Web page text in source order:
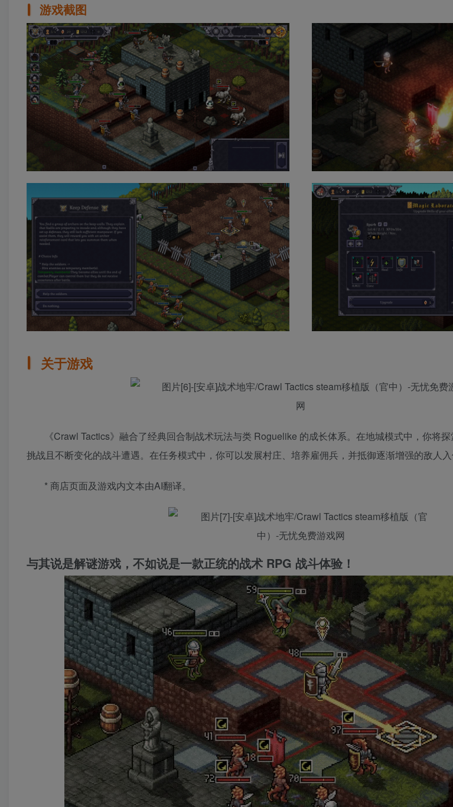
游戏截图
关于游戏
《Crawl Tactics》融合了经典回合制战术玩法与类 Roguelike 的成长体系。在地城模式中，你将
挑战且不断变化的战斗遭遇。在任务模式中，你可以发展村庄、培养雇佣兵，并抵御逐渐增强的敌人入
* 商店页面及游戏内文本由AI翻译。
与其说是解谜游戏，不如说是一款正统的战术 RPG 战斗体验！